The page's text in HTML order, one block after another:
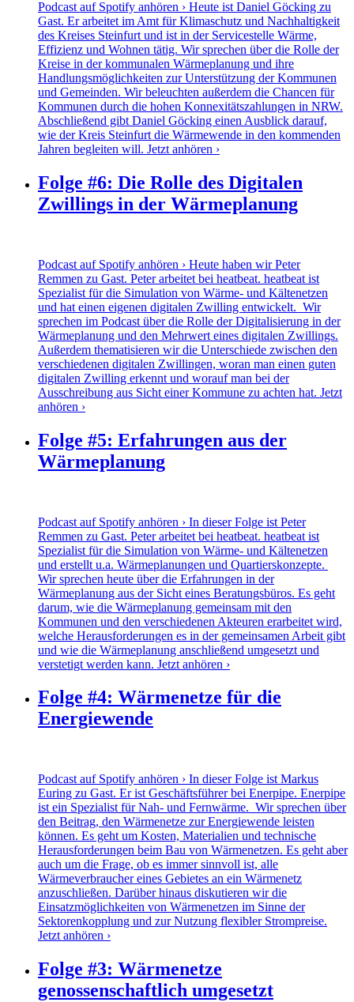
Podcast auf Spotify anhören › Heute ist Daniel Göcking zu
Gast. Er arbeitet im Amt für Klimaschutz und Nachhaltigkeit
des Kreises Steinfurt und ist in der Servicestelle Wärme,
Effizienz und Wohnen tätig. Wir sprechen über die Rolle der
Kreise in der kommunalen Wärmeplanung und ihre
Handlungsmöglichkeiten zur Unterstützung der Kommunen
und Gemeinden. Wir beleuchten außerdem die Chancen für
Kommunen durch die hohen Konnexitätszahlungen in NRW.
Abschließend gibt Daniel Göcking einen Ausblick darauf,
wie der Kreis Steinfurt die Wärmewende in den kommenden
Jahren begleiten will. Jetzt anhören ›
Folge #6: Die Rolle des Digitalen
Zwillings in der Wärmeplanung
Podcast auf Spotify anhören › Heute haben wir Peter
Remmen zu Gast. Peter arbeitet bei heatbeat. heatbeat ist
Spezialist für die Simulation von Wärme- und Kältenetzen
und hat einen eigenen digitalen Zwilling entwickelt. Wir
sprechen im Podcast über die Rolle der Digitalisierung in der
Wärmeplanung und den Mehrwert eines digitalen Zwillings.
Außerdem thematisieren wir die Unterschiede zwischen den
verschiedenen digitalen Zwillingen, woran man einen guten
digitalen Zwilling erkennt und worauf man bei der
Ausschreibung aus Sicht einer Kommune zu achten hat. Jetzt
anhören ›
Folge #5: Erfahrungen aus der
Wärmeplanung
Podcast auf Spotify anhören › In dieser Folge ist Peter
Remmen zu Gast. Peter arbeitet bei heatbeat. heatbeat ist
Spezialist für die Simulation von Wärme- und Kältenetzen
und erstellt u.a. Wärmeplanungen und Quartierskonzepte.
Wir sprechen heute über die Erfahrungen in der
Wärmeplanung aus der Sicht eines Beratungsbüros. Es geht
darum, wie die Wärmeplanung gemeinsam mit den
Kommunen und den verschiedenen Akteuren erarbeitet wird,
welche Herausforderungen es in der gemeinsamen Arbeit gibt
und wie die Wärmeplanung anschließend umgesetzt und
verstetigt werden kann. Jetzt anhören ›
Folge #4: Wärmenetze für die
Energiewende
Podcast auf Spotify anhören › In dieser Folge ist Markus
Euring zu Gast. Er ist Geschäftsführer bei Enerpipe. Enerpipe
ist ein Spezialist für Nah- und Fernwärme. Wir sprechen über
den Beitrag, den Wärmenetze zur Energiewende leisten
können. Es geht um Kosten, Materialien und technische
Herausforderungen beim Bau von Wärmenetzen. Es geht aber
auch um die Frage, ob es immer sinnvoll ist, alle
Wärmeverbraucher eines Gebietes an ein Wärmenetz
anzuschließen. Darüber hinaus diskutieren wir die
Einsatzmöglichkeiten von Wärmenetzen im Sinne der
Sektorenkopplung und zur Nutzung flexibler Strompreise.
Jetzt anhören ›
Folge #3: Wärmenetze
genossenschaftlich umgesetzt